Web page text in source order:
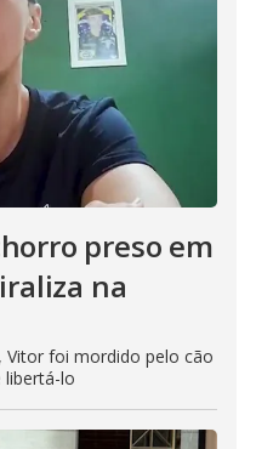
preso em
na
Vitor foi mordido pelo cão
libertá-lo